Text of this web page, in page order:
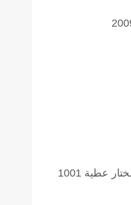
33 نهج المختار عطية 1001